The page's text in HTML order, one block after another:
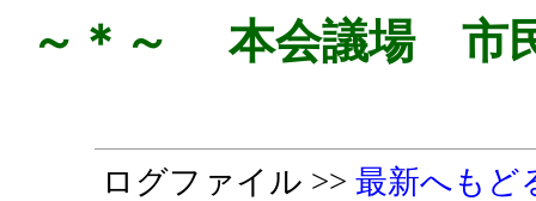
～＊～ 本会議場 市
ログファイル >> 最新へもど